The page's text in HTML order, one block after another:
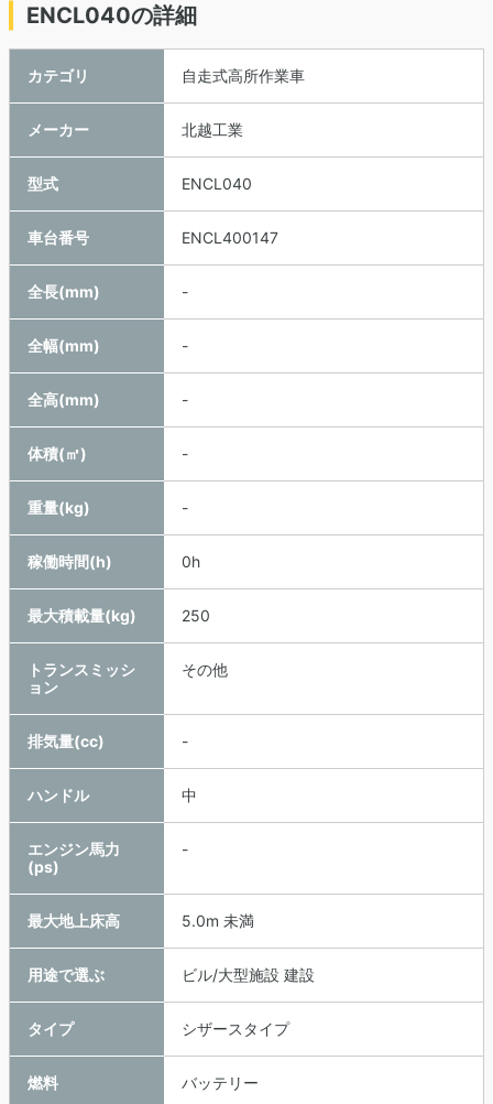
ENCL040の詳細
カテゴリ 自走式高所作業車
メーカー 北越工業
型式 ENCL040
車台番号 ENCL400147
全長(mm) -
全幅(mm) -
全高(mm) -
体積(㎥) -
重量(kg) -
稼働時間(h) 0h
最大積載量(kg) 250
トランスミッシ
ョン
その他
排気量(cc) -
ハンドル 中
エンジン馬力
(ps)
-
最大地上床高 5.0m 未満
用途で選ぶ ビル/大型施設 建設
タイプ シザースタイプ
燃料 バッテリー